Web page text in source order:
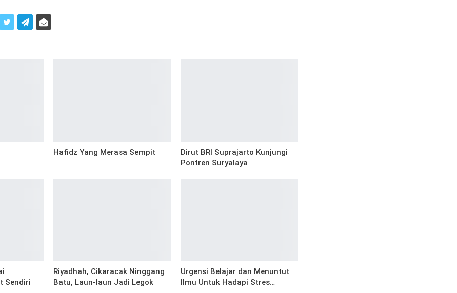
Hafidz Yang Merasa Sempit
Dirut BRI Suprajarto Kunjungi
Pontren Suryalaya
Sendiri
Riyadhah, Cikaracak Ninggang
Batu, Laun-laun Jadi Legok
Urgensi Belajar dan Menuntut
Ilmu Untuk Hadapi Stres…